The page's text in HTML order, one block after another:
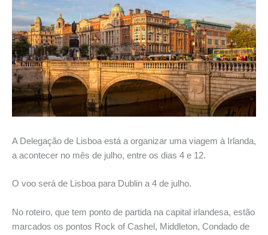
A Delegação de Lisboa está a organizar uma viagem à Irlanda,
a acontecer no mês de julho, entre os dias 4 e 12.
O voo será de Lisboa para Dublin a 4 de julho.
No roteiro, que tem ponto de partida na capital irlandesa, estão
marcados os pontos Rock of Cashel, Middleton, Condado de